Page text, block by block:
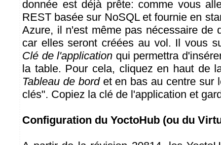
donnée est déjà prête: comme vous
REST basée sur NoSQL et fournie en
Azure, il n'est même pas nécessaire de
car elles seront créées au vol. Il vous
Clé de l'application qui permettra
la table. Pour cela, cliquez en haut de
Tableau de bordet en bas au centre sur
clés". Copiez la clé de l'application et
Configuration du YoctoHub (ou du